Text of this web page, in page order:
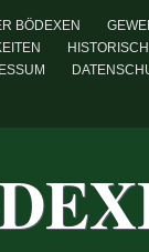
BÖDEXEN